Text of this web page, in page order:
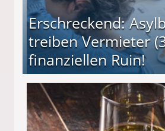
Erschreckend:
treiben Vermieter
finanziellen Ruin!
(34) in den finanziellen Ruin!